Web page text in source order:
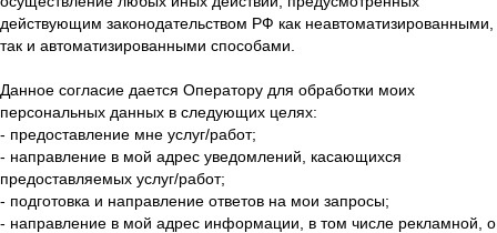
действующим законодательством РФ как неавтоматизированными,
так и автоматизированными способами.
Данное согласие дается Оператору для обработки моих
персональных данных в следующих целях:
- предоставление мне услуг/работ;
- направление в мой адрес уведомлений, касающихся
предоставляемых услуг/работ;
- подготовка и направление ответов на мои запросы;
- направление в мой адрес информации, в том числе рекламной, о